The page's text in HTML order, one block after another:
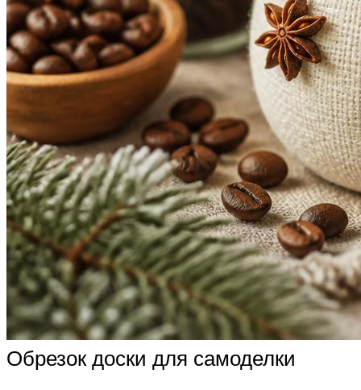
Обрезок доски для самоделки